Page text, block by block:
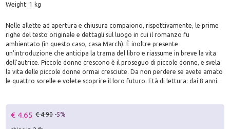
Weight: 1 kg
Nelle allette ad apertura e chiusura compaiono, rispettivamente, le prime
righe del testo originale e dettagli sul luogo in cui il romanzo fu
ambientato (in questo caso, casa March). È inoltre presente
un'introduzione che anticipa la trama del libro e riassume in breve la vita
dell'autrice. Piccole donne crescono è il proseguo di piccole donne, e svela
la vita delle piccole donne ormai cresciute. Da non perdere se avete amato
le quattro sorelle e volete scoprire il loro futuro. Età di lettura: dai 8 anni.
€ 4.65 € 4.90 -5%